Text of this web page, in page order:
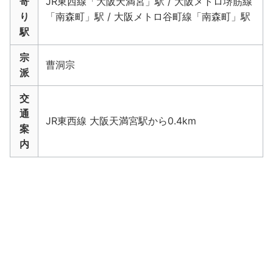
り
駅
「南森町」駅 / 大阪メトロ谷町線「南森町」駅
宗
派
曹洞宗
交
通
案
内
JR東西線 大阪天満宮駅から0.4km